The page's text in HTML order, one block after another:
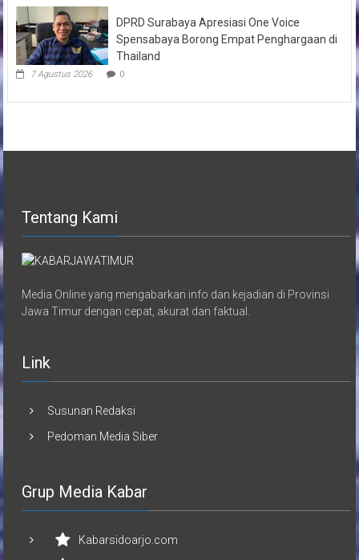
DPRD Surabaya Apresiasi One Voice
Spensabaya Borong Empat Penghargaan di
Thailand
7 Agustus 2026 0
Tentang Kami
Media Online yang mengabarkan info dan kejadian di Provinsi
Jawa Timur dengan cepat, akurat dan faktual.
Link
Susunan Redaksi
Pedoman Media Siber
Grup Media Kabar
Kabarsidoarjo.com